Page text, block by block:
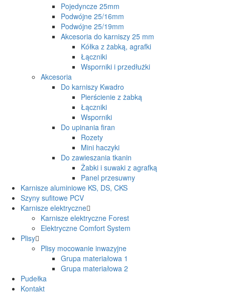
Pojedyncze 25mm
Podwójne 25/16mm
Podwójne 25/19mm
Akcesoria do karniszy 25 mm
Kółka z żabką, agrafki
Łączniki
Wsporniki i przedłużki
Akcesoria
Do karniszy Kwadro
Pierścienie z żabką
Łączniki
Wsporniki
Do upinania firan
Rozety
Mini haczyki
Do zawieszania tkanin
Żabki i suwaki z agrafką
Panel przesuwny
Karnisze aluminiowe KS, DS, CKS
Szyny sufitowe PCV
Karnisze elektryczne
Karnisze elektryczne Forest
Elektryczne Comfort System
Plisy
Plisy mocowanie inwazyjne
Grupa materiałowa 1
Grupa materiałowa 2
Pudełka
Kontakt